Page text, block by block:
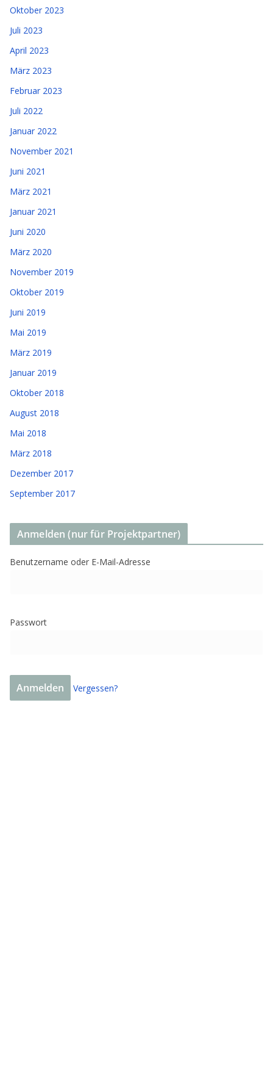
Oktober 2023
Juli 2023
April 2023
März 2023
Februar 2023
Juli 2022
Januar 2022
November 2021
Juni 2021
März 2021
Januar 2021
Juni 2020
März 2020
November 2019
Oktober 2019
Juni 2019
Mai 2019
März 2019
Januar 2019
Oktober 2018
August 2018
Mai 2018
März 2018
Dezember 2017
September 2017
Anmelden (nur für Projektpartner)
Benutzername oder E-Mail-Adresse
Passwort
Vergessen?